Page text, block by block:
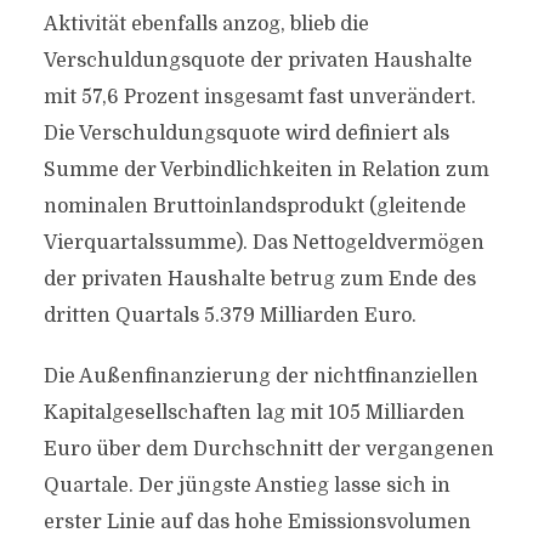
Aktivität ebenfalls anzog, blieb die
Verschuldungsquote der privaten Haushalte
mit 57,6 Prozent insgesamt fast unverändert.
Die Verschuldungsquote wird definiert als
Summe der Verbindlichkeiten in Relation zum
nominalen Bruttoinlandsprodukt (gleitende
Vierquartalssumme). Das Nettogeldvermögen
der privaten Haushalte betrug zum Ende des
dritten Quartals 5.379 Milliarden Euro.
Die Außenfinanzierung der nichtfinanziellen
Kapitalgesellschaften lag mit 105 Milliarden
Euro über dem Durchschnitt der vergangenen
Quartale. Der jüngste Anstieg lasse sich in
erster Linie auf das hohe Emissionsvolumen